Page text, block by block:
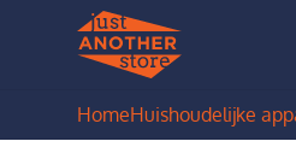
HomeHuishoudelijke